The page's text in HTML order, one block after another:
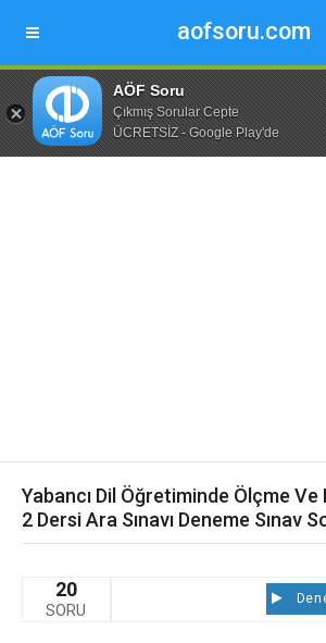
aofsoru.com
AÖF Soru
Çıkmış Sorular Cepte
ÜCRETSİZ - Google Play'de
Yabancı Dil Öğretiminde Ölçme
2 Dersi Ara Sınavı Deneme Sınav
20
SORU